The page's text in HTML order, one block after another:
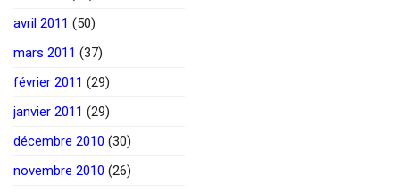
avril 2011 (50)
mars 2011 (37)
février 2011 (29)
janvier 2011 (29)
décembre 2010 (30)
novembre 2010 (26)